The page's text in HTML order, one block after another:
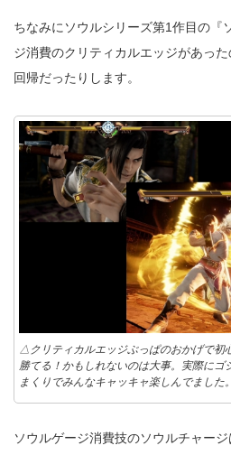
ちなみにソウルシリーズ第1作目の『
ジ消費のクリティカルエッジがあっ
回帰だったりします。
△クリティカルエッジぶっぱのおかげで初
勝てる！かもしれないのは大事。実際にゴ
まくりでみんなキャッキャ楽しんでました。
ソウルゲージ消費技のソウルチャー